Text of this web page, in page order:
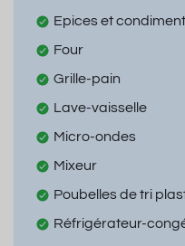
Epices et
Four
Grille-pain
Lave-vaisselle
Micro-ondes
Mixeur
Poubelles de tri
Réfrigérateur-